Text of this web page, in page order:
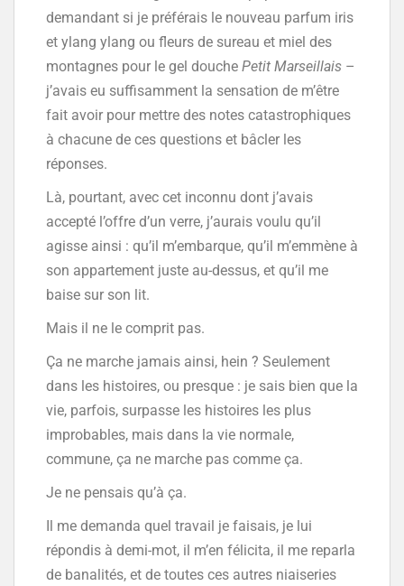
demandant si je préférais le nouveau parfum iris
et ylang ylang ou fleurs de sureau et miel des
montagnes pour le gel douche Petit Marseillais –
j’avais eu suffisamment la sensation de m’être
fait avoir pour mettre des notes catastrophiques
à chacune de ces questions et bâcler les
réponses.
Là, pourtant, avec cet inconnu dont j’avais
accepté l’offre d’un verre, j’aurais voulu qu’il
agisse ainsi : qu’il m’embarque, qu’il m’emmène à
son appartement juste au-dessus, et qu’il me
baise sur son lit.
Mais il ne le comprit pas.
Ça ne marche jamais ainsi, hein ? Seulement
dans les histoires, ou presque : je sais bien que la
vie, parfois, surpasse les histoires les plus
improbables, mais dans la vie normale,
commune, ça ne marche pas comme ça.
Je ne pensais qu’à ça.
Il me demanda quel travail je faisais, je lui
répondis à demi-mot, il m’en félicita, il me reparla
de banalités, et de toutes ces autres niaiseries